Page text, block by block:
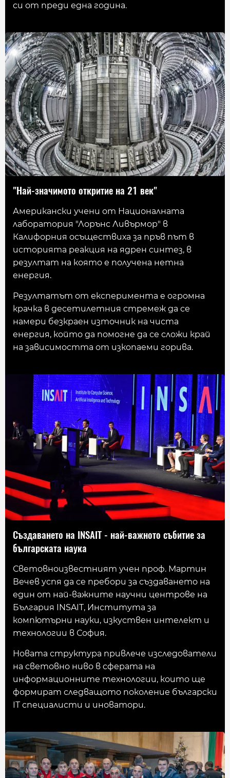
си от преди една година.
"Най-значимото откритие на 21 век"
Американски учени от Националната
лаборатория "Лорънс Ливърмор" в
Калифорния осъществиха за пръв път в
историята реакция на ядрен синтез, в
резултат на която е получена нетна
енергия.
Резултатът от експеримента е огромна
крачка в десетилетния стремеж да се
намери безкраен източник на чиста
енергия, който да помогне да се сложи край
на зависимостта от изкопаеми горива.
Създаването на INSAIT - най-важното събитие за
българската наука
Световноизвестният учен проф. Мартин
Вечев успя да се пребори за създаването на
един от най-важните научни центрове на
България INSAIT, Института за
компютърни науки, изкуствен интелект и
технологии в София.
Новата структура привлече изследователи
на световно ниво в сферата на
информационните технологии, които ще
формират следващото поколение български
IT специалисти и иноватори.